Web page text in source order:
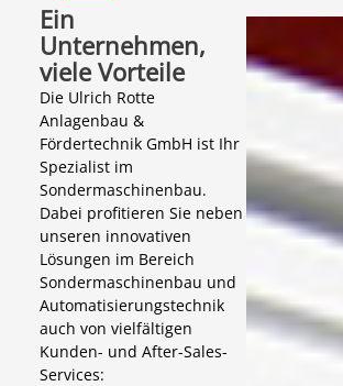
Ein
Unternehmen,
viele Vorteile
Die Ulrich Rotte
Anlagenbau &
Fördertechnik GmbH ist Ihr
Spezialist im
Sondermaschinenbau.
Dabei profitieren Sie neben
unseren innovativen
Lösungen im Bereich
Sondermaschinenbau und
Automatisierungstechnik
auch von vielfältigen
Kunden- und After-Sales-
Services: